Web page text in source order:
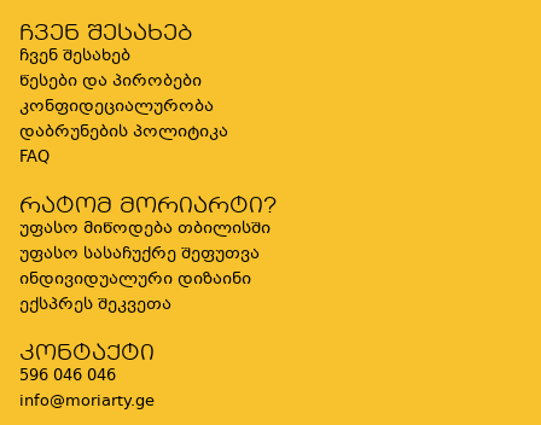
ჩვენ შესახებ
ჩვენ შესახებ
წესები და პირობები
კონფიდეციალურობა
დაბრუნების პოლიტიკა
FAQ
რატომ მორიარტი?
უფასო მიწოდება თბილისში
უფასო სასაჩუქრე შეფუთვა
ინდივიდუალური დიზაინი
ექსპრეს შეკვეთა
კონტაქტი
596 046 046
info@moriarty.ge